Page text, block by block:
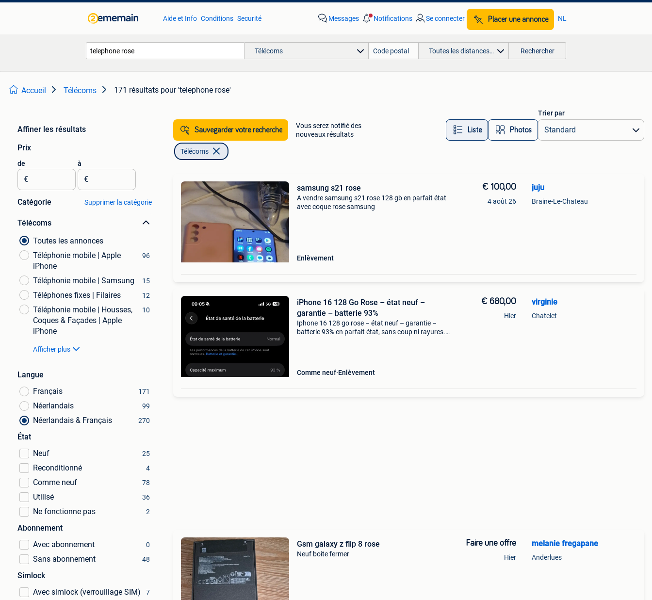
Aide et Info Conditions Securité Messages Notifications Se connecter Placer une annonce NL
Télécoms Toutes les distances… Rechercher
Accueil Télécoms 171 résultats pour 'telephone rose'
Affiner les résultats
Prix
de
€
à
€
Catégorie Supprimer la catégorie
Télécoms
Toutes les annonces
Téléphonie mobile | Apple
iPhone
96
Téléphonie mobile | Samsung 15
Téléphones fixes | Filaires 12
Téléphonie mobile | Housses,
Coques & Façades | Apple
iPhone
10
Afficher plus
Langue
Français
171
Néerlandais 99
Néerlandais & Français 270
État
Neuf
25
Reconditionné 4
Comme neuf 78
Utilisé 36
Ne fonctionne pas 2
Abonnement
Avec abonnement
0
Sans abonnement 48
Simlock
Avec simlock (verrouillage SIM)
7
Sauvegarder votre recherche
Vous serez notifié des
nouveaux résultats
Liste Photos
Trier par
Télécoms
samsung s21 rose
A vendre samsung s21 rose 128 gb en parfait état
avec coque rose samsung
Enlèvement
€ 100,00
4 août 26
juju
Braine-Le-Chateau
iPhone 16 128 Go Rose – état neuf –
garantie – batterie 93%
Iphone 16 128 go rose – état neuf – garantie –
batterie 93% en parfait état, sans coup ni rayures.
Comme neuf Enlèvement
€ 680,00
Hier
virginie
Chatelet
Gsm galaxy z flip 8 rose
Neuf boite fermer
Faire une offre
Hier
melanie fregapane
Anderlues